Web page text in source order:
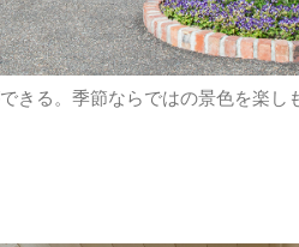
きる。季節ならではの景色を楽し